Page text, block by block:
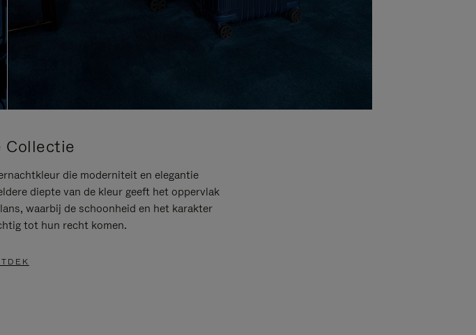
Collectie
die moderniteit en elegantie
diepte van de kleur geeft het oppervlak
waarbij de schoonheid en het karakter
tot hun recht komen.